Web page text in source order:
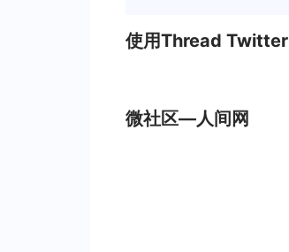
使用Thread Twitter
微社区—人间网